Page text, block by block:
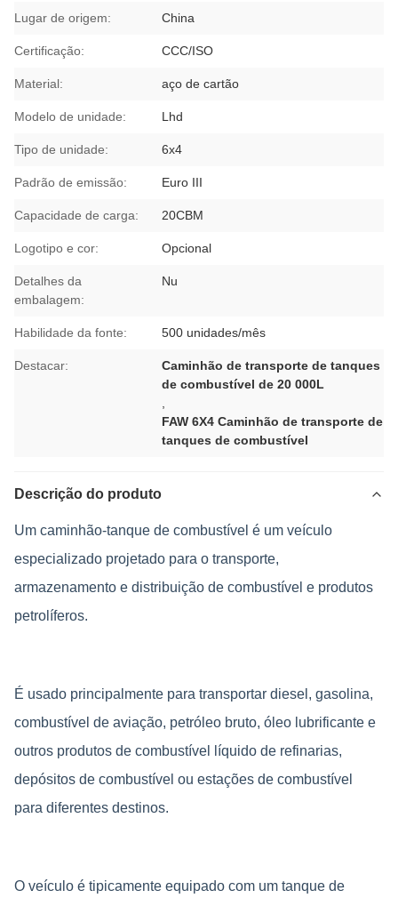
Lugar de origem: China
Certificação: CCC/ISO
Material: aço de cartão
Modelo de unidade: Lhd
Tipo de unidade: 6x4
Padrão de emissão: Euro III
Capacidade de carga: 20CBM
Logotipo e cor: Opcional
Detalhes da
embalagem:
Nu
Habilidade da fonte: 500 unidades/mês
Destacar:
Caminhão de transporte de tanques
de combustível de 20 000L
FAW 6X4 Caminhão de transporte de
tanques de combustível
Descrição do produto
Um caminhão-tanque de combustível é um veículo
especializado projetado para o transporte,
armazenamento e distribuição de combustível e produtos
petrolíferos.
É usado principalmente para transportar diesel, gasolina,
combustível de aviação, petróleo bruto, óleo lubrificante e
outros produtos de combustível líquido de refinarias,
depósitos de combustível ou estações de combustível
para diferentes destinos.
O veículo é tipicamente equipado com um tanque de